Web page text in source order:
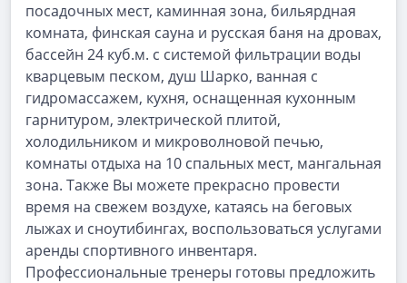
посадочных мест, каминная зона, бильярдная
комната, финская сауна и русская баня на дровах,
бассейн 24 куб.м. с системой фильтрации воды
кварцевым песком, душ Шарко, ванная с
гидромассажем, кухня, оснащенная кухонным
гарнитуром, электрической плитой,
холодильником и микроволновой печью,
комнаты отдыха на 10 спальных мест, мангальная
зона. Также Вы можете прекрасно провести
время на свежем воздухе, катаясь на беговых
лыжах и сноутибингах, воспользоваться услугами
аренды спортивного инвентаря.
Профессиональные тренеры готовы предложить